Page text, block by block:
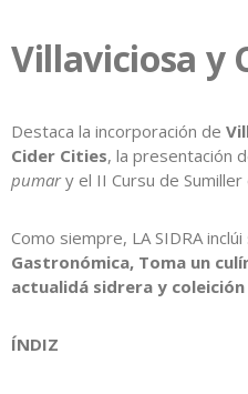
Villaviciosa y
Destaca la incorporación de
Cider Cities, la presentación
pumary el II Cursu de Sumiller
Como siempre, LA SIDRA
Gastronómica, Toma un
actualidá sidrera y coleición
ÍNDIZ